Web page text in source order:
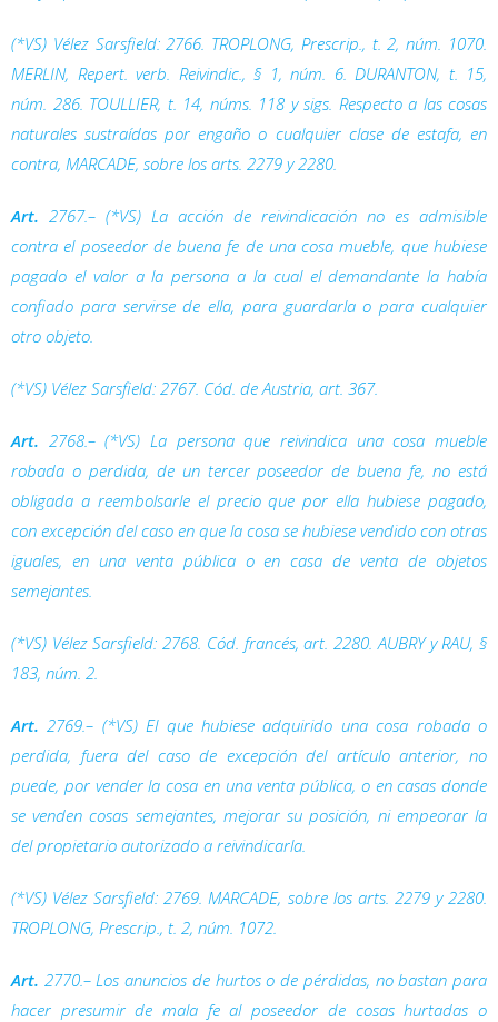
(*VS) Vélez Sarsfield: 2766. TROPLONG, Prescrip. , t. 2, núm. 1070.
MERLIN, Repert. verb. Reivindic., § 1, núm. 6. DURANTON, t. 15,
núm. 286. TOULLIER, t. 14, núms. 118 y sigs. Respecto a las cosas
naturales sustraídas por engaño o cualquier clase de estafa, en
contra, MARCADE, sobre los arts. 2279 y 2280.
Art. 2767.– (*VS) La acción de reivindicación no es admisible
contra el poseedor de buena fe de una cosa mueble, que hubiese
pagado el valor a la persona a la cual el demandante la había
confiado para servirse de ella, para guardarla o para cualquier
otro objeto.
(*VS) Vélez Sarsfield: 2767. Cód. de Austria, art. 367.
Art. 2768.– (*VS) La persona que reivindica una cosa mueble
robada o perdida, de un tercer poseedor de buena fe, no está
obligada a reembolsarle el precio que por ella hubiese pagado,
con excepción del caso en que la cosa se hubiese vendido con otras
iguales, en una venta pública o en casa de venta de objetos
semejantes.
(*VS) Vélez Sarsfield: 2768. Cód. francés, art. 2280. AUBRY y RAU, §
183, núm. 2.
Art. 2769.– (*VS) El que hubiese adquirido una cosa robada o
perdida, fuera del caso de excepción del artículo anterior, no
puede, por vender la cosa en una venta pública, o en casas donde
se venden cosas semejantes, mejorar su posición, ni empeorar la
del propietario autorizado a reivindicarla.
(*VS) Vélez Sarsfield: 2769. MARCADE, sobre los arts. 2279 y 2280.
TROPLONG, Prescrip. , t. 2, núm. 1072.
Art. 2770.– Los anuncios de hurtos o de pérdidas, no bastan para
hacer presumir de mala fe al poseedor de cosas hurtadas o